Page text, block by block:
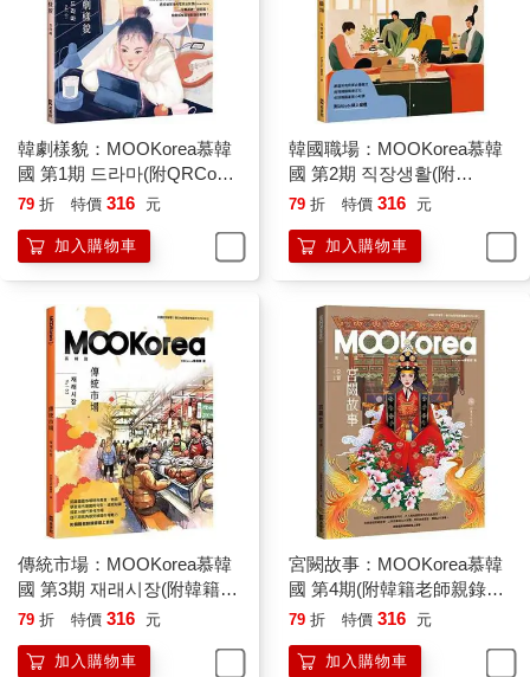
思悼死後，王世孫李祘成為王位的第一繼承人，他不僅目睹了父
親李愃的悲慘終局，也因此背負「罪人之子」的罵名。然而，這
並沒有中止他成為聖君的目標，李祘終究在危機四伏的政局下生
存下來，成為朝鮮王朝後期一度復興國政的君主。
在《衣袖紅鑲邊》以前，因出演《李祘》而掀起熱潮的李瑞鎮就
是正祖李祘的最佳代言人，這部長達77集的歷史劇細緻演繹了李
祘不平凡的一生。而《衣袖紅鑲邊》則是在16集的框架裡，以歷
如何在國家百姓與兒女私情之間取得平衡，最終成就大業的故
根據李祘親筆為德任寫下的墓誌銘可以知道，他是仰慕德任多年
才得以將她納入後宮，加上首爾歷史博物館裡藏有德任的親抄真
跡，在這些史實基礎上加以擴充，劇中的德任成了獨立思考、個
性鮮明又懂得顧全大局的女性。德任深愛李祘的方法，不是將自
己鎖進三宮六院、成為李祘政治上的軟肋，而是透過宮女身分展
現「讓李祘成為聖君」的忠心。
《雲畫的月光》（구르미 그린 달빛）
在正史上，孝明世子李旲（音同英）並沒能披上龍袍、順利即
位，即使19歲便奉父親純祖之命代理聽政，聰穎好學的他在政治
上展現選賢舉能、恩澤百姓的賢君之姿，李旲的生命終究終結在
美好燦爛的20代。
但歷史的缺憾可以用影劇填補，《雲畫的月光》裡由朴寶劍飾演
韓劇樣貌：MOOKorea慕韓
國 第1期 드라마(附QRCode
線上音檔)
79 折 特價 316 元
加入購物車
韓國職場：MOOKorea慕韓
國 第2期 직장생활(附
QRCode線上音檔)
79 折 特價 316 元
加入購物車
傳統市場：MOOKorea慕韓
國 第3期 재래시장(附韓籍老
師親錄線上音檔)
79 折 特價 316 元
加入購物車
宮闕故事：MOOKorea慕韓
國 第4期(附韓籍老師親錄線
上音檔)
79 折 特價 316 元
加入購物車